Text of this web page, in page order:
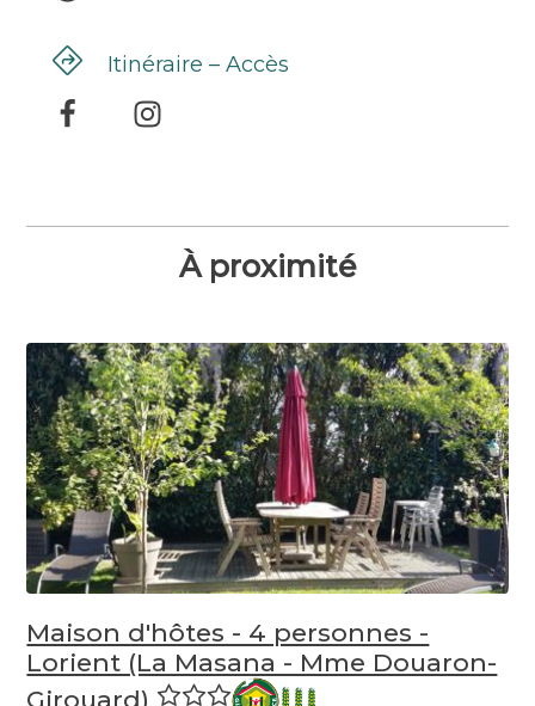
Itinéraire – Accès
À proximité
Maison d'hôtes - 4 personnes -
Lorient (La Masana - Mme Douaron-
Girouard)